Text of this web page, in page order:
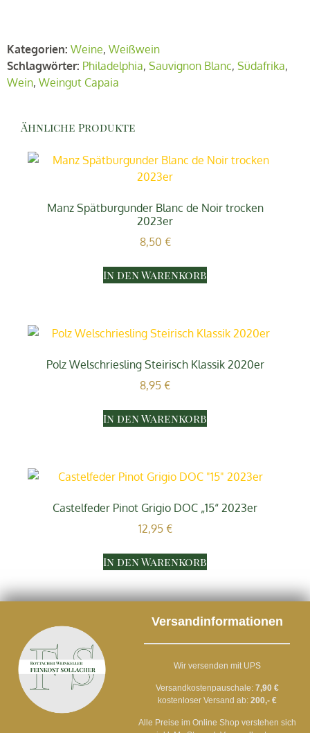
Kategorien: Weine, Weißwein
Schlagwörter: Philadelphia, Sauvignon Blanc, Südafrika,
Wein, Weingut Capaia
Ähnliche Produkte
Manz Spätburgunder Blanc de Noir trocken
2023er
8,50 €
In den Warenkorb
Polz Welschriesling Steirisch Klassik 2020er
8,95 €
In den Warenkorb
Castelfeder Pinot Grigio DOC „15“ 2023er
12,95 €
In den Warenkorb
Versandinformationen
Wir versenden mit UPS
Versandkostenpauschale: 7,90 €
kostenloser Versand ab: 200,- €
Alle Preise im Online Shop verstehen sich